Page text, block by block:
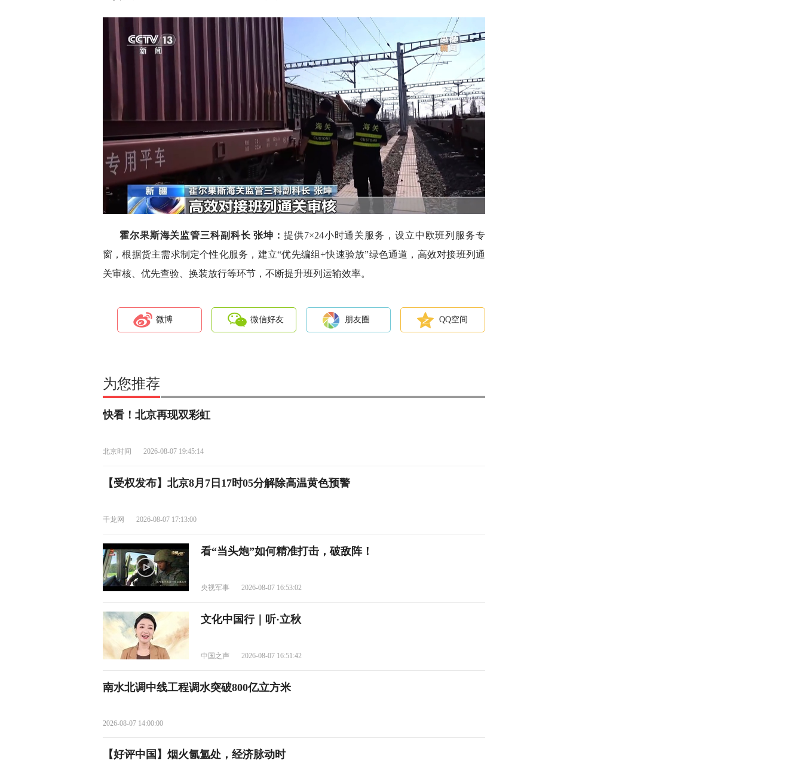
霍尔果斯海关监管三科副科长 张坤：提供7×24小时通关服务，设立中欧班列服务专
窗，根据货主需求制定个性化服务，建立“优先编组+快速验放”绿色通道，高效对接班列通
关审核、优先查验、换装放行等环节，不断提升班列运输效率。
微博 微信好友 朋友圈 QQ空间
为您推荐
快看！北京再现双彩虹
北京时间 2026-08-07 19:45:14
【受权发布】北京8月7日17时05分解除高温黄色预警
千龙网 2026-08-07 17:13:00
看“当头炮”如何精准打击，破敌阵！
央视军事 2026-08-07 16:53:02
文化中国行｜听·立秋
中国之声 2026-08-07 16:51:42
南水北调中线工程调水突破800亿立方米
2026-08-07 14:00:00
【好评中国】烟火氤氲处，经济脉动时